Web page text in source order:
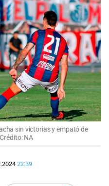
sin victorias y empató de
NA
22:39